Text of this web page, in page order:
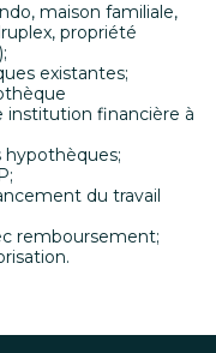
maison familiale,
propriété
existantes;
institution financière à
hypothèques;
du travail
remboursement;